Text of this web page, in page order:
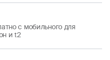
с мобильного для
и t2